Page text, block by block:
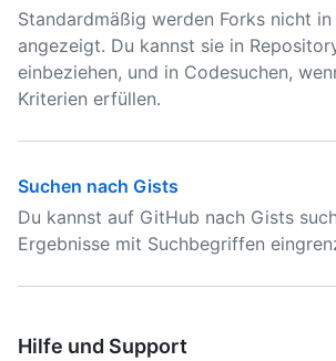
Standardmäßig werden Forks nicht in
angezeigt. Du kannst sie in
einbeziehen, und in Codesuchen,
Kriterien erfüllen.
Suchen nach Gists
Du kannst auf GitHub nach Gists
Ergebnisse mit Suchbegriffen
Hilfe und Support